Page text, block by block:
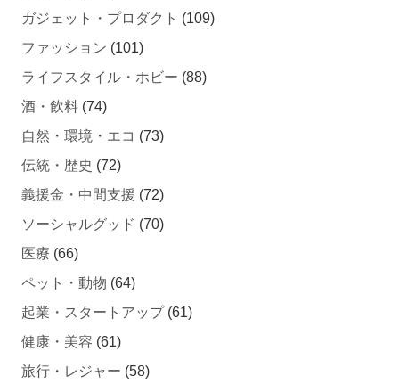
ガジェット・プロダクト (109)
ファッション (101)
ライフスタイル・ホビー (88)
酒・飲料 (74)
自然・環境・エコ (73)
伝統・歴史 (72)
義援金・中間支援 (72)
ソーシャルグッド (70)
医療 (66)
ペット・動物 (64)
起業・スタートアップ(61)
健康・美容 (61)
旅行・レジャー (58)